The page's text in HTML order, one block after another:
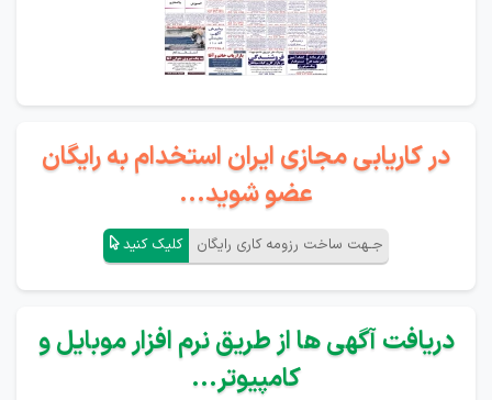
در کاریابی مجازی ایران استخدام به رایگان
عضو شوید...
جـهت ساخت رزومه کاری رایگان کلیک کنید
دریافت آگهی ها از طریق نرم افزار موبایل و
کامپیوتر...